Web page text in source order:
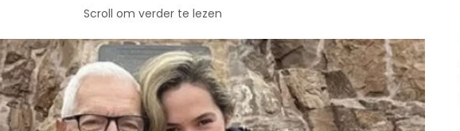
Scroll om verder te lezen